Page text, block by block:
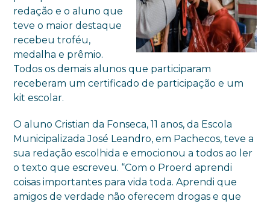
redação e o aluno que
teve o maior destaque
recebeu troféu,
medalha e prêmio.
Todos os demais alunos que participaram
receberam um certificado de participação e um
kit escolar.
O aluno Cristian da Fonseca, 11 anos, da Escola
Municipalizada José Leandro, em Pachecos, teve a
sua redação escolhida e emocionou a todos ao ler
o texto que escreveu. “Com o Proerd aprendi
coisas importantes para vida toda. Aprendi que
amigos de verdade não oferecem drogas e que